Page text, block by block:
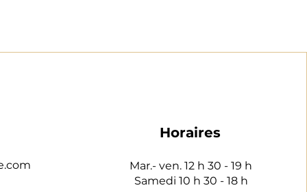
Horaires
Mar.- ven. 12 h 30 - 19 h
Samedi 10 h 30 - 18 h